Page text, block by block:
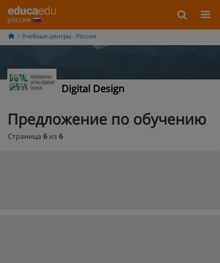
россия
Учебные центры - Россия
Digital Design
Предложение по обучению
Страница 6 из 6